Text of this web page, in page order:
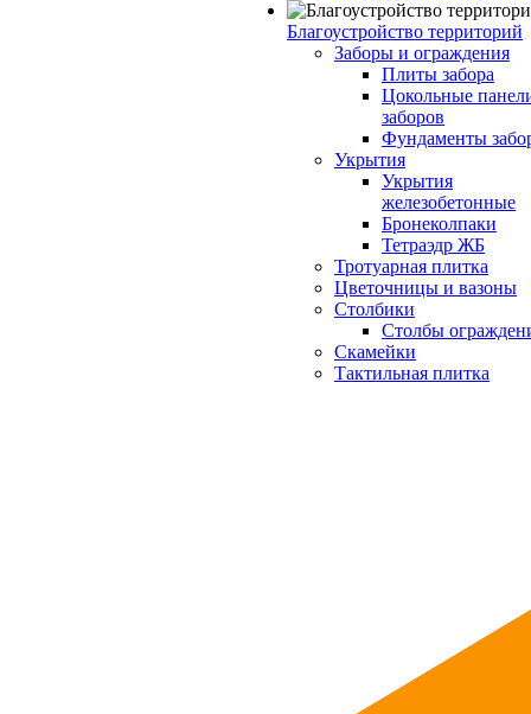
Благоустройство территорий
Заборы и ограждения
Плиты забора
Цокольные
заборов
Фундаменты
Укрытия
Укрытия
железобетонные
Бронеколпаки
Тетраэдр ЖБ
Тротуарная плитка
Цветочницы и вазоны
Столбики
Столбы
Скамейки
Тактильная плитка